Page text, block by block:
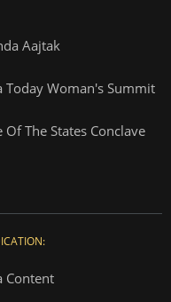
Aajtak
Today Woman's Summit
Of The States Conclave
Content